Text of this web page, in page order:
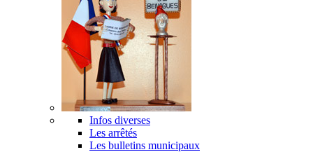
Infos diverses
Les arrêtés
Les bulletins municipaux